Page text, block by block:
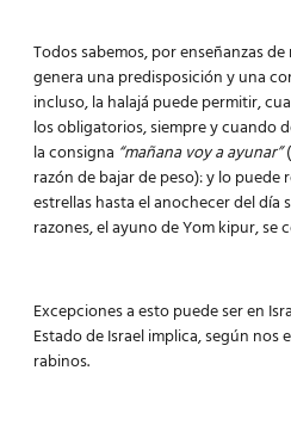
Todos sabemos, por enseñanzas
genera una predisposición y una
incluso, la halajá puede permitir,
los obligatorios, siempre y cuando
la consigna “mañana voy a ayunar”(
razón de bajar de peso): y lo puede
estrellas hasta el anochecer del día
razones, el ayuno de Yom kipur, se
Excepciones a esto puede ser en
Estado de Israel implica, según
rabinos.